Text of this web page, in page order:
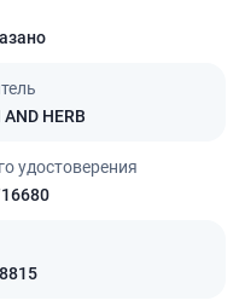
HERB
удостоверения